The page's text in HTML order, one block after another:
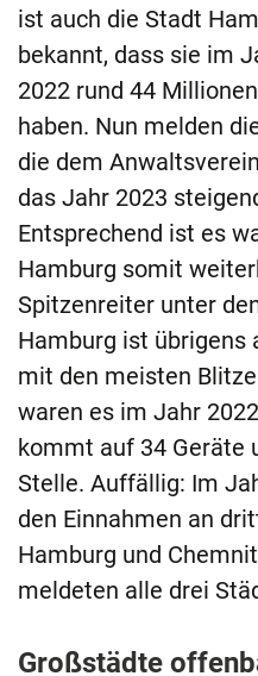
ist auch die Stadt
bekannt, dass sie im
2022 rund 44
haben. Nun melden
die dem
das Jahr 2023
Entsprechend ist es
Hamburg somit
Spitzenreiter unter
Hamburg ist übrigens
mit den meisten
waren es im Jahr
kommt auf 34 Geräte
Stelle. Auffällig: Im
den Einnahmen an
Hamburg und
meldeten alle drei
Großstädte